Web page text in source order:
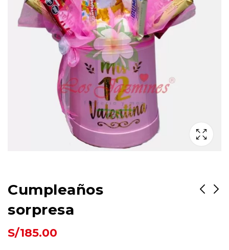
Cumpleaños
sorpresa
S/185.00